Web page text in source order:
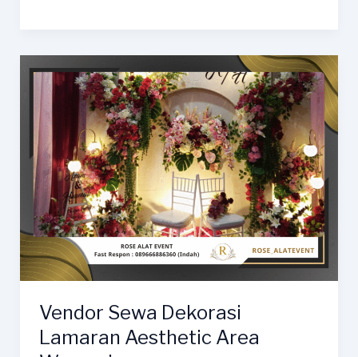
Indah
Area
Margadana
Vendor Sewa Dekorasi
Lamaran Aesthetic Area